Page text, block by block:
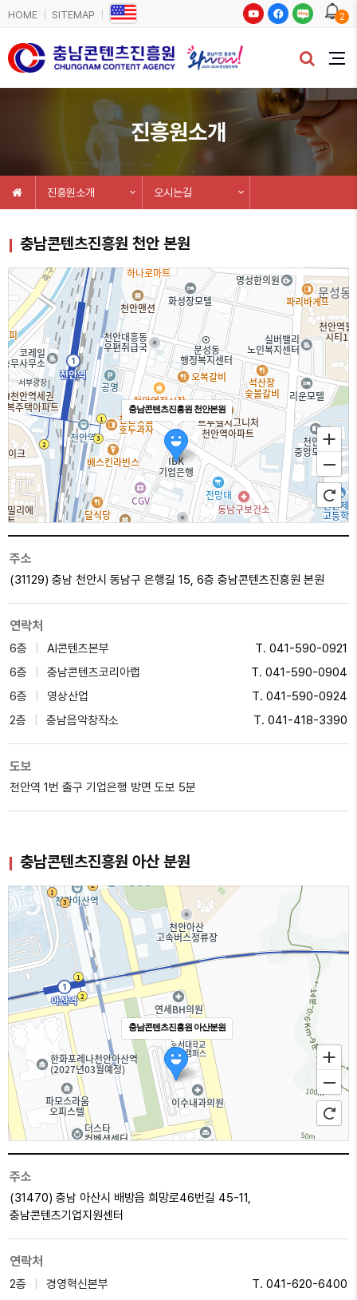
HOME SITEMAP 2
진흥원소개
진흥원소개 오시는길
충남콘텐츠진흥원 천안 본원
충남콘텐츠진흥원 천안본원
주소
(31129) 충남 천안시 동남구 은행길 15, 6층 충남콘텐츠진흥원 본원
연락처
6층 AI콘텐츠본부
T. 041-590-0921
6층
충남콘텐츠코리아랩
T. 041-590-0904
6층
영상산업
T. 041-590-0924
2층
충남음악창작소 T. 041-418-3390
도보
천안역 1번 출구 기업은행 방면 도보 5분
충남콘텐츠진흥원 아산 분원
충남콘텐츠진흥원 아산분원
주소
(31470) 충남 아산시 배방읍 희망로46번길 45-11,
충남콘텐츠기업지원센터
연락처
2층 경영혁신본부
T. 041-620-6400